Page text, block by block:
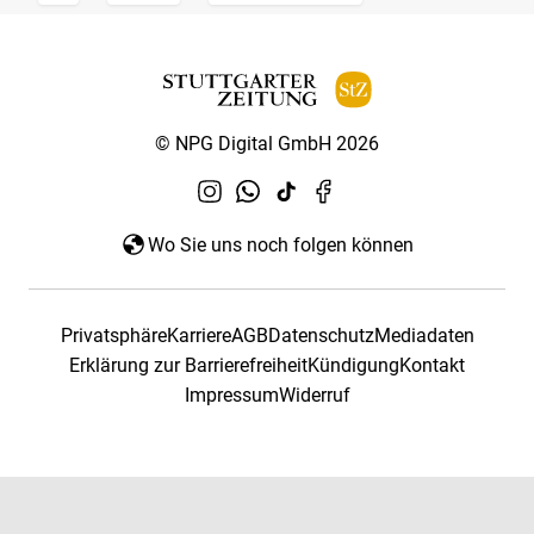
© NPG Digital GmbH 2026
Wo Sie uns noch folgen können
PrivatsphäreKarriereAGBDatenschutzMediadaten
Erklärung zur BarrierefreiheitKündigungKontakt
ImpressumWiderruf